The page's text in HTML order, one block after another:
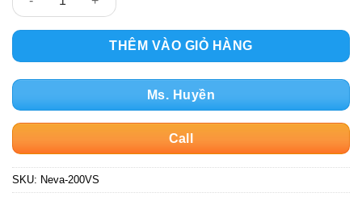
THÊM VÀO GIỎ HÀNG
Ms. Huyền
Call
SKU: Neva-200VS